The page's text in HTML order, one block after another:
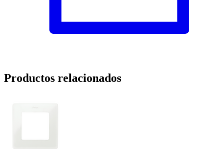
Productos relacionados